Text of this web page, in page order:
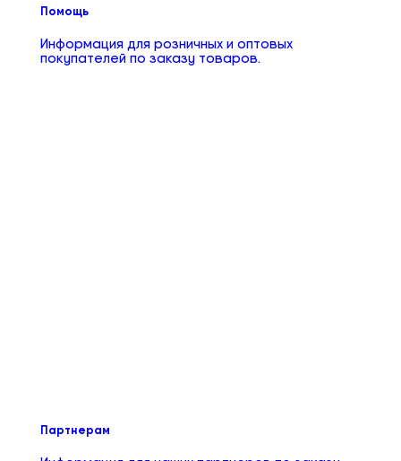
Помощь
Информация для розничных и оптовых
покупателей по заказу товаров.
Партнерам